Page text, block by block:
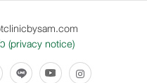
(privacy notice)